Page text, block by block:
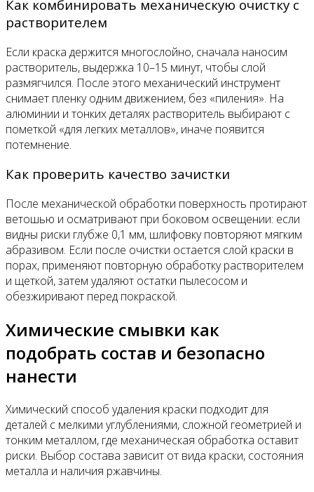
Как комбинировать механическую очистку с
растворителем
Если краска держится многослойно, сначала наносим
растворитель, выдержка 10–15 минут, чтобы слой
размягчился. После этого механический инструмент
снимает пленку одним движением, без «пиления». На
алюминии и тонких деталях растворитель выбирают с
пометкой «для легких металлов», иначе появится
потемнение.
Как проверить качество зачистки
После механической обработки поверхность протирают
ветошью и осматривают при боковом освещении: если
видны риски глубже 0,1 мм, шлифовку повторяют мягким
абразивом. Если после очистки остается слой краски в
порах, применяют повторную обработку растворителем
и щеткой, затем удаляют остатки пылесосом и
обезжиривают перед покраской.
Химические смывки как
подобрать состав и безопасно
нанести
Химический способ удаления краски подходит для
деталей с мелкими углублениями, сложной геометрией и
тонким металлом, где механическая обработка оставит
риски. Выбор состава зависит от вида краски, состояния
металла и наличия ржавчины.